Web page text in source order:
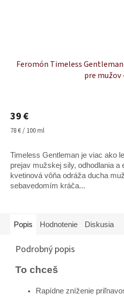
Feromón Timeless
pre mužov
produktu
je
5
hviezdičiek.
39 €
Jednotková
78 € / 100 ml
Timeless Gentleman je viac ako
prejav mužskej sily, odhodlania a
kvetinová vôňa odráža ducha
sebavedomím kráča...
Popis Hodnotenie Diskusia
Podrobný popis
To chceš
Rapídne zníženie